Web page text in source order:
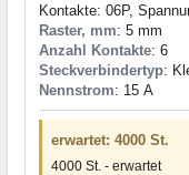
Kontakte: 06P,
Raster, mm: 5 mm
Anzahl Kontakte: 6
Steckverbindertyp:
Nennstrom: 15 А
erwartet: 4000 St.
4000 St. - erwartet